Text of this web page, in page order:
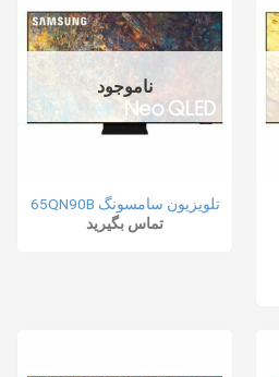
ناموجود
تلویزیون سامسونگ 65QN90B
تماس بگیرید